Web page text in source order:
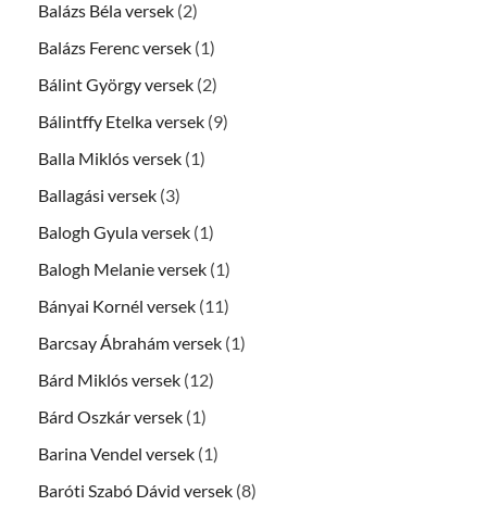
Balázs Béla versek (2)
Balázs Ferenc versek (1)
Bálint György versek (2)
Bálintffy Etelka versek (9)
Balla Miklós versek (1)
Ballagási versek (3)
Balogh Gyula versek (1)
Balogh Melanie versek (1)
Bányai Kornél versek (11)
Barcsay Ábrahám versek (1)
Bárd Miklós versek (12)
Bárd Oszkár versek (1)
Barina Vendel versek (1)
Baróti Szabó Dávid versek (8)